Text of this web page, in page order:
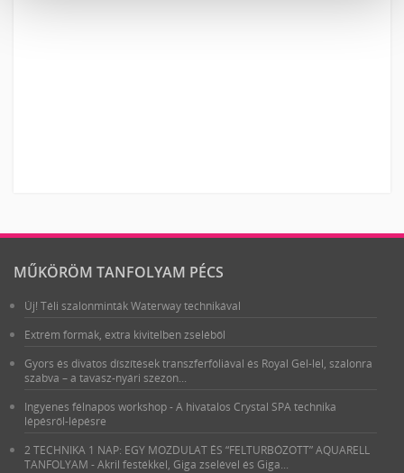
MŰKÖRÖM TANFOLYAM PÉCS
Új! Téli szalonminták Waterway technikával
Extrém formák, extra kivitelben zseléből
Gyors és divatos díszítések transzferfóliával és Royal Gel-lel, szalonra
szabva – a tavasz-nyári szezon...
Ingyenes félnapos workshop - A hivatalos Crystal SPA technika
lépésről-lépésre
2 TECHNIKA 1 NAP: EGY MOZDULAT ÉS “FELTURBÓZOTT” AQUARELL
TANFOLYAM - Akril festékkel, Giga zselével és Giga...